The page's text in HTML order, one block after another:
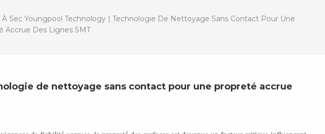
Sec Youngpool Technology | Technologie De Nettoyage Sans Contact Pour Une
Accrue Des Lignes SMT
de nettoyage sans contact pour une propreté accrue